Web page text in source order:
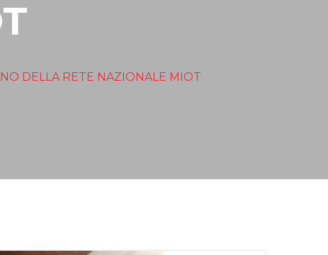
DELLA RETE NAZIONALE MIOT